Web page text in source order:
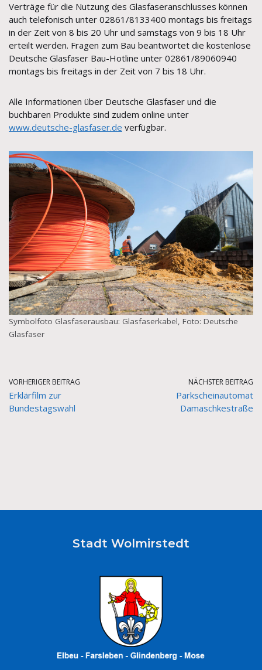
Verträge für die Nutzung des Glasfaseranschlusses können
auch telefonisch unter 02861/8133400 montags bis freitags
in der Zeit von 8 bis 20 Uhr und samstags von 9 bis 18 Uhr
erteilt werden. Fragen zum Bau beantwortet die kostenlose
Deutsche Glasfaser Bau-Hotline unter 02861/89060940
montags bis freitags in der Zeit von 7 bis 18 Uhr.
Alle Informationen über Deutsche Glasfaser und die
buchbaren Produkte sind zudem online unter
www.deutsche-glasfaser.de verfügbar.
Symbolfoto Glasfaserausbau: Glasfaserkabel, Foto: Deutsche
Glasfaser
VORHERIGER BEITRAG
Erklärfilm zur
Bundestagswahl
NÄCHSTER BEITRAG
Parkscheinautomat
Damaschkestraße
Stadt Wolmirstedt